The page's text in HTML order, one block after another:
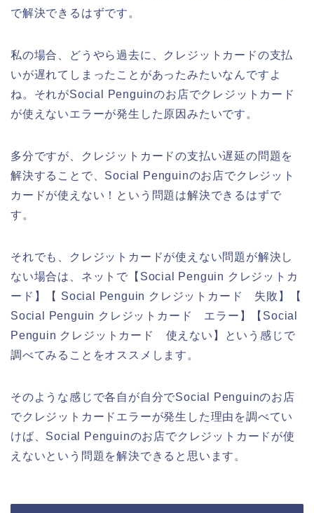
で解決できるはずです。
私の場合、どうやら過去に、クレジットカードの支払
いが遅れてしまったことがあったみたいなんですよ
ね。それがSocial Penguinのお店でクレジットカード
が使えないエラーが発生した原因みたいです。
多分ですが、クレジットカードの支払い遅延の問題を
解決することで、Social Penguinのお店でクレジット
カードが使えない！という問題は解決できるはずで
す。
それでも、クレジットカードが使えない問題が解決し
ない場合は、ネットで【Social Penguin クレジットカ
ード】【 Social Penguin クレジットカード 失敗】【
Social Penguin クレジットカード エラー】【Social
Penguin クレジットカード 使えない】という感じで
調べてみることをオススメします。
そのような感じで各自が自分でSocial Penguinのお店
でクレジットカードエラーが発生した理由を調べてい
けば、Social Penguinのお店でクレジットカードが使
えないという問題を解決できると思います。